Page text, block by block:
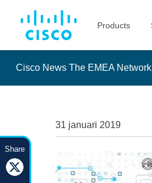
Cisco News The EMEA Network
31 januari 2019
Share